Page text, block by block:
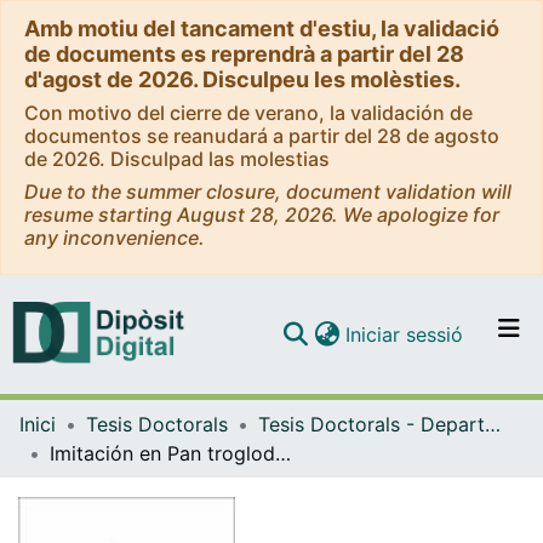
Amb motiu del tancament d'estiu, la validació
de documents es reprendrà a partir del 28
d'agost de 2026. Disculpeu les molèsties.
Con motivo del cierre de verano, la validación de
documentos se reanudará a partir del 28 de agosto
de 2026. Disculpad las molestias
Due to the summer closure, document validation will
resume starting August 28, 2026. We apologize for
any inconvenience.
Navega per tot el DD
Iniciar sessió (current)
Inici Tesis Doctorals
Tesis Doctorals - Departament - Biologia Animal
Imitación en Pan troglodytes y en Gorilla gorilla gorilla: Beneficios de la "terapia entreno/juego" en el grupo de gorilas